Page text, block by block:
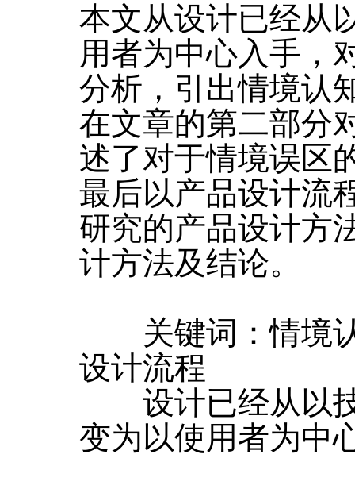
本文从设计已经从
用者为中心入手，
分析，引出情境认
在文章的第二部分
述了对于情境误区
最后以产品设计流
研究的产品设计方
计方法及结论。
关键词：情境认
设计流程
设计已经从以技
变为以使用者为中